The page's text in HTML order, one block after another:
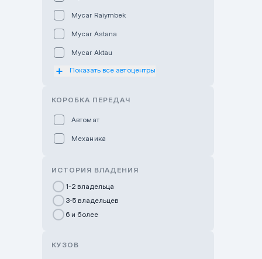
Mycar Raiymbek
Mycar Astana
Mycar Aktau
Mycar Uralsk
GWM Nurly Zhol
Chery Astana
Показать все автоцентры
КОРОБКА ПЕРЕДАЧ
Автомат
Механика
ИСТОРИЯ ВЛАДЕНИЯ
1-2 владельца
3-5 владельцев
6 и более
КУЗОВ